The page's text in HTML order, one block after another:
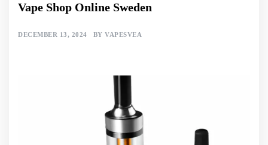
Vape Shop Online Sweden
DECEMBER 13, 2024 BY VAPESVEA